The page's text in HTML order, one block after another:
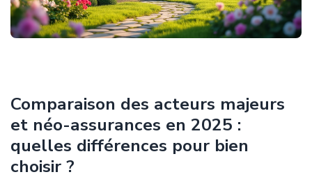
Comparaison des acteurs majeurs
et néo-assurances en 2025 :
quelles différences pour bien
choisir ?